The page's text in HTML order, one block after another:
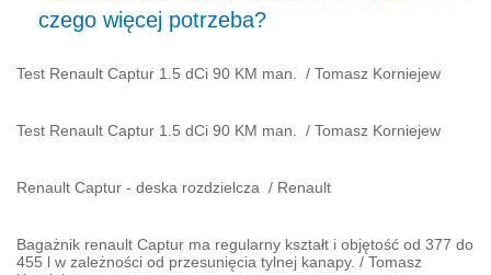
czego więcej potrzeba?
Test Renault Captur 1.5 dCi 90 KM man. / Tomasz Korniejew
Test Renault Captur 1.5 dCi 90 KM man. / Tomasz Korniejew
Renault Captur - deska rozdzielcza / Renault
Bagażnik renault Captur ma regularny kształt i objętość od 377 do
455 l w zależności od przesunięcia tylnej kanapy. / Tomasz